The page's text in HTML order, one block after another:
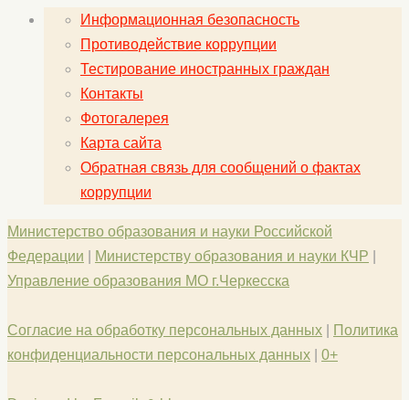
Информационная безопасность
Противодействие коррупции
Тестирование иностранных граждан
Контакты
Фотогалерея
Карта сайта
Обратная связь для сообщений о фактах
коррупции
Министерство образования и науки Российской
Федерации
Министерству образования и науки КЧР
Управление образования МО г.Черкесска
Согласие на обработку персональных данных
Политика
конфиденциальности персональных данных
0+